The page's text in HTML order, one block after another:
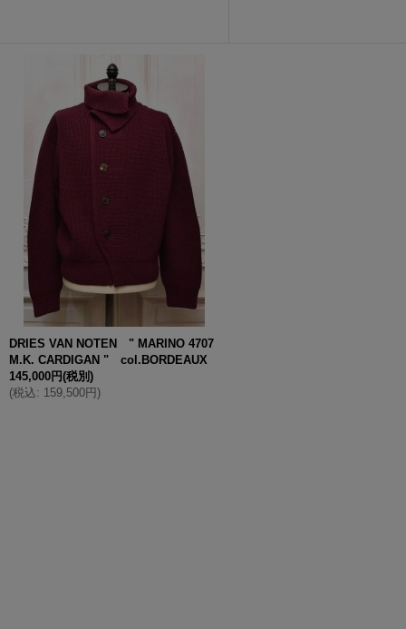
DRIES VAN NOTEN " MARINO 4707
M.K. CARDIGAN " col.BORDEAUX
145,000円(税別)
(税込: 159,500円)